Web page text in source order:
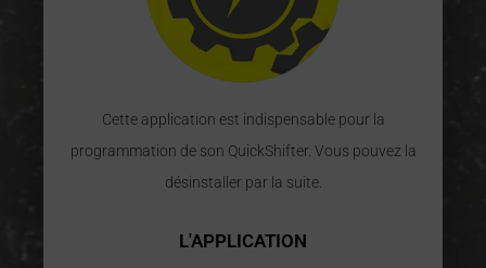
Cette application est indispensable pour la
programmation de son QuickShifter. Vous pouvez la
désinstaller par la suite.
L'APPLICATION